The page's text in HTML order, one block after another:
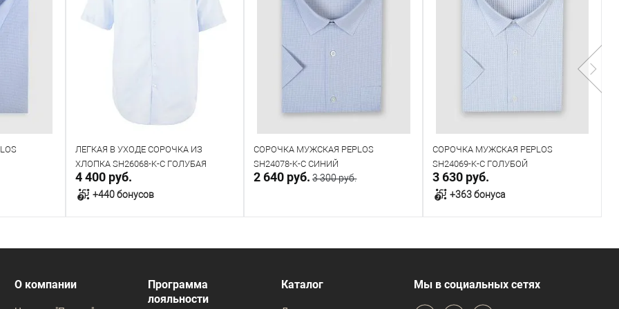
ЛЕГКАЯ В УХОДЕ СОРОЧКА ИЗ
ХЛОПКА SH26068-K-C ГОЛУБАЯ
4 400 руб.
+440 бонусов
В корзину
Таблица размеров
СОРОЧКА МУЖСКАЯ PEPLOS
SH24078-K-C СИНИЙ
2 640 руб. 3 300 руб.
В корзину
В наличии
СОРОЧКА МУЖСКАЯ PEPLOS
SH24069-K-C ГОЛУБОЙ
3 630 руб.
+363 бонуса
В корзину
В наличии
О компании
Программа
лояльности
Каталог Мы в социальных сетях